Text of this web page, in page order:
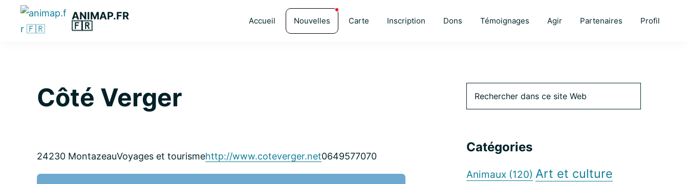
Passer
Passer
Passer
principale
ANIMAP.FR
🇫🇷
Accueil Nouvelles Carte Inscription Dons Témoignages Agir Partenaires Profil
Côté Verger
24230 MontazeauVoyages et tourismehttp://www.coteverger.net0649577070
Barre
principale
dans
Catégories
Animaux (120) Art et culture